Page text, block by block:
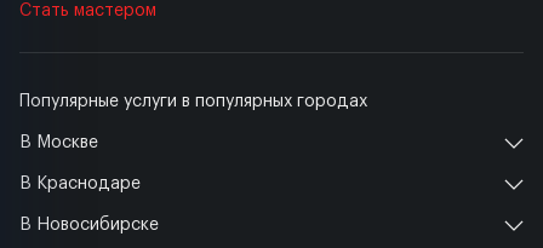
Популярные услуги в популярных городах
В Москве
В Краснодаре
В Новосибирске
Стать мастером